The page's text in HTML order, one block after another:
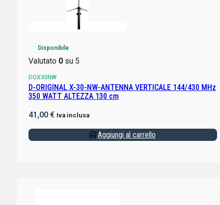
Disponibile
Valutato 0su 5
DOX30NW
D-ORIGINAL X-30-NW-ANTENNA VERTICALE 144/430 MHz
350 WATT ALTEZZA 130 cm
41,00 € Iva inclusa
Aggiungi al carrello